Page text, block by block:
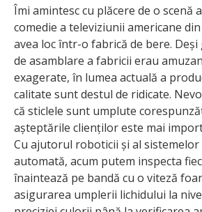
Îmi amintesc cu plăcere de o scenă
comedie a televiziunii americane
avea loc într-o fabrică de bere.
de asamblare a fabricii erau
exagerate, în lumea actuală a
calitate sunt destul de ridicate.
că sticlele sunt umplute
așteptările clienților este mai
Cu ajutorul roboticii și al sistemelor
automată, acum putem inspecta
înaintează pe bandă cu o viteză
asigurarea umplerii lichidului la